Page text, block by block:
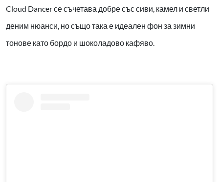
Cloud Dancer се съчетава добре със сиви, камел и светли
деним нюанси, но също така е идеален фон за зимни
тонове като бордо и шоколадово кафяво.